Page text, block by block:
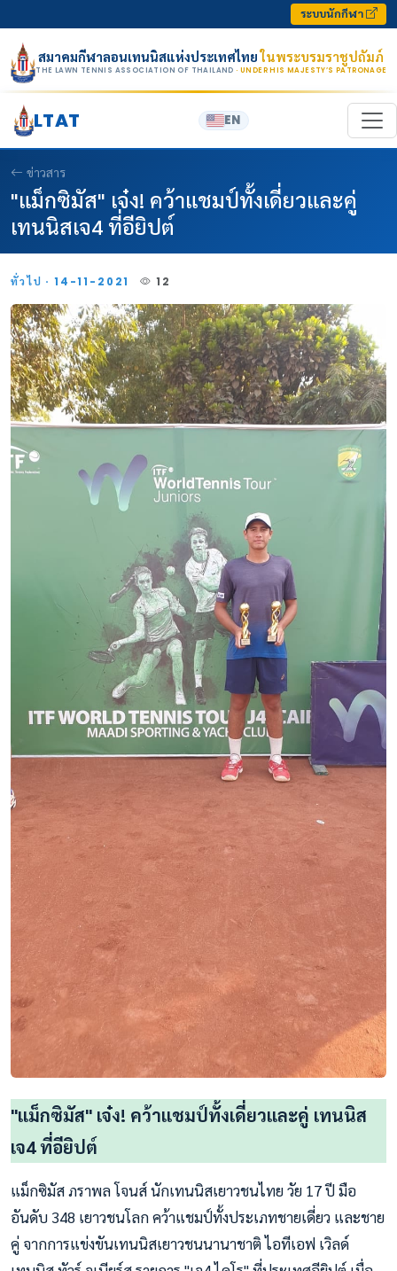
ระบบนักกีฬา
สมาคมกีฬาลอนเทนนิสแห่งประเทศไทยในพระบรมราชูปถัมภ์
THE LAWN TENNIS ASSOCIATION OF THAILAND · UNDER HIS MAJESTY’S PATRONAGE
LTAT EN
ข่าวสาร
"แม็กซิมัส" เจ๋ง! คว้าแชมป์ทั้งเดี่ยวและคู่
เทนนิสเจ4 ที่อียิปต์
ทั่วไป · 14-11-2021 12
"แม็กซิมัส" เจ๋ง! คว้าแชมป์ทั้งเดี่ยวและคู่ เทนนิส
เจ4 ที่อียิปต์
แม็กซิมัส ภราพล โจนส์ นักเทนนิสเยาวชนไทย วัย 17 ปี มือ
อันดับ 348 เยาวชนโลก คว้าแชมป์ทั้งประเภทชายเดี่ยว และชาย
คู่ จากการแข่งขันเทนนิสเยาวชนนานาชาติ ไอทีเอฟ เวิลด์